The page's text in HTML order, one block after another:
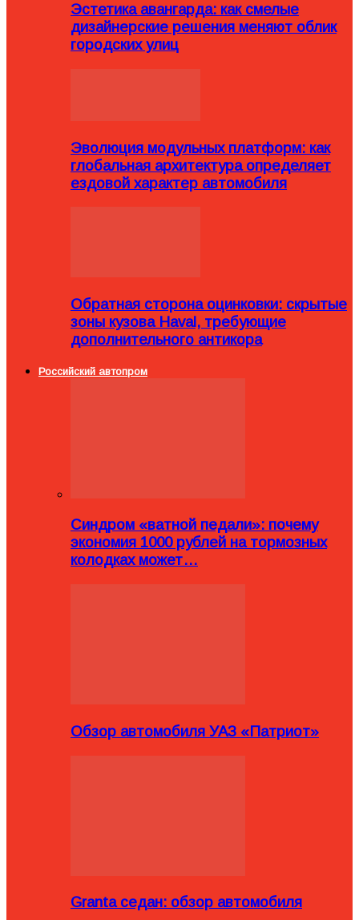
Эстетика авангарда: как смелые
дизайнерские решения меняют облик
городских улиц
Эволюция модульных платформ: как
глобальная архитектура определяет
ездовой характер автомобиля
Обратная сторона оцинковки: скрытые
зоны кузова Haval, требующие
дополнительного антикора
Российский автопром
Синдром «ватной педали»: почему
экономия 1000 рублей на тормозных
колодках может…
Обзор автомобиля УАЗ «Патриот»
Granta седан: обзор автомобиля